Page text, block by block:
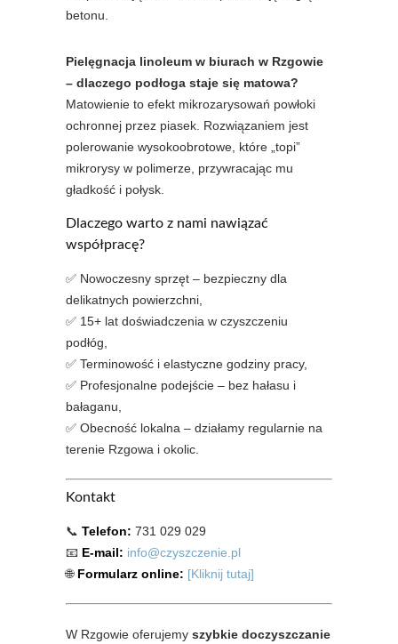
betonu.
Pielęgnacja linoleum w biurach w Rzgowie
– dlaczego podłoga staje się matowa?
Matowienie to efekt mikrozarysowań powłoki
ochronnej przez piasek. Rozwiązaniem jest
polerowanie wysokoobrotowe, które „topi”
mikrorysy w polimerze, przywracając mu
gładkość i połysk.
Dlaczego warto z nami nawiązać
współpracę?
✅ Nowoczesny sprzęt – bezpieczny dla
delikatnych powierzchni,
✅ 15+ lat doświadczenia w czyszczeniu
podłóg,
✅ Terminowość i elastyczne godziny pracy,
✅ Profesjonalne podejście – bez hałasu i
bałaganu,
✅ Obecność lokalna – działamy regularnie na
terenie Rzgowa i okolic.
Kontakt
📞 Telefon: 731 029 029
📧 E-mail: info@czyszczenie.pl
🌐 Formularz online: [Kliknij tutaj]
W Rzgowie oferujemy szybkie doczyszczanie